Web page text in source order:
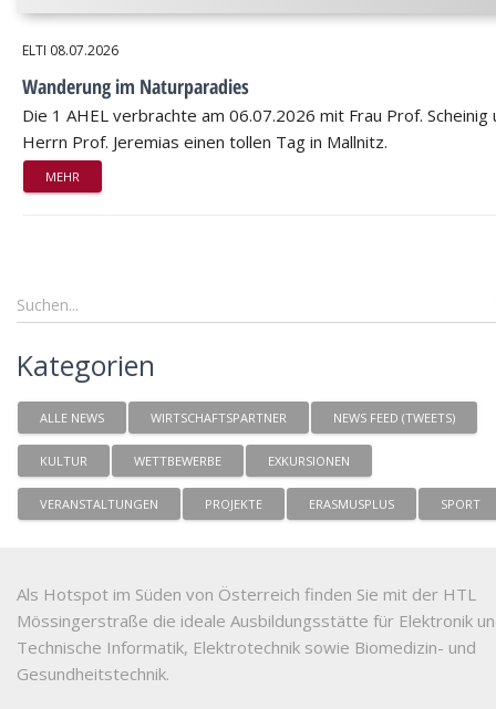
ELTI 08.07.2026
Wanderung im Naturparadies
Die 1 AHEL verbrachte am 06.07.2026 mit Frau Prof. Scheinig
Herrn Prof. Jeremias einen tollen Tag in Mallnitz.
MEHR
Kategorien
ALLE NEWS WIRTSCHAFTSPARTNER NEWS FEED (TWEETS)
KULTUR WETTBEWERBE EXKURSIONEN
VERANSTALTUNGEN PROJEKTE ERASMUSPLUS SPORT
Als Hotspot im Süden von Österreich finden Sie mit der HTL
Mössingerstraße die ideale Ausbildungsstätte für Elektronik
Technische Informatik, Elektrotechnik sowie Biomedizin- und
Gesundheitstechnik.